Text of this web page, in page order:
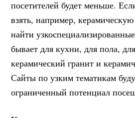
посетителей будет меньше.
взять, например,
найти
бывает для кухни, для пола,
керамический гранит и
Сайты по узким тематикам
ограниченный потенциал